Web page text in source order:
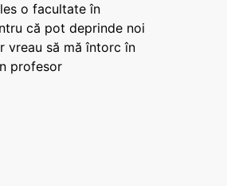
o facultate în
că pot deprinde noi
vreau să mă întorc în
profesor